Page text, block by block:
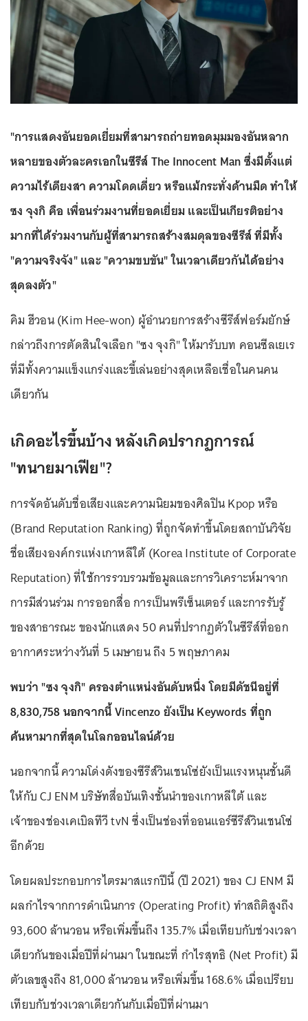
"การแสดงอันยอดเยี่ยมที่สามารถถ่ายทอดมุมมองอันหลาก
หลายของตัวละครเอกในซีรีส์ The Innocent Man ซึ่งมีตั้งแต่
ความไร้เดียงสา ความโดดเดี่ยว หรือแม้กระทั่งด้านมืด ทำให้
ซง จุงกิ คือ เพื่อนร่วมงานที่ยอดเยี่ยม และเป็นเกียรติอย่าง
มากที่ได้ร่วมงานกับผู้ที่สามารถสร้างสมดุลของซีรีส์ ที่มีทั้ง
"ความจริงจัง" และ "ความขบขัน" ในเวลาเดียวกันได้อย่าง
สุดลงตัว"
คิม ฮีวอน (Kim Hee-won) ผู้อำนวยการสร้างซีรีส์ฟอร์มยักษ์
กล่าวถึงการตัดสินใจเลือก "ซง จุงกิ" ให้มารับบท คอนซีลเยเร
ที่มีทั้งความแข็งแกร่งและขี้เล่นอย่างสุดเหลือเชื่อในคนคน
เดียวกัน
เกิดอะไรขึ้นบ้าง หลังเกิดปรากฏการณ์
"ทนายมาเฟีย"?
การจัดอันดับชื่อเสียงและความนิยมของศิลปิน Kpop หรือ
(Brand Reputation Ranking) ที่ถูกจัดทำขึ้นโดยสถาบันวิจัย
ชื่อเสียงองค์กรแห่งเกาหลีใต้ (Korea Institute of Corporate
Reputation) ที่ใช้การรวบรวมข้อมูลและการวิเคราะห์มาจาก
การมีส่วนร่วม การออกสื่อ การเป็นพรีเซ็นเตอร์ และการรับรู้
ของสาธารณะ ของนักแสดง 50 คนที่ปรากฏตัวในซีรีส์ที่ออก
อากาศระหว่างวันที่ 5 เมษายน ถึง 5 พฤษภาคม
พบว่า "ซง จุงกิ" ครองตำแหน่งอันดับหนึ่ง โดยมีดัชนีอยู่ที่
8,830,758 นอกจากนี้ Vincenzo ยังเป็น Keywords ที่ถูก
ค้นหามากที่สุดในโลกออนไลน์ด้วย
นอกจากนี้ ความโด่งดังของซีรีส์วินเชนโซ่ยังเป็นแรงหนุนชั้นดี
ให้กับ CJ ENM บริษัทสื่อบันเทิงชั้นนำของเกาหลีใต้ และ
เจ้าของช่องเคเบิลทีวี tvN ซึ่งเป็นช่องที่ออนแอร์ซีรีส์วินเชนโซ่
อีกด้วย
โดยผลประกอบการไตรมาสแรกปีนี้ (ปี 2021) ของ CJ ENM มี
ผลกำไรจากการดำเนินการ (Operating Profit) ทำสถิติสูงถึง
93,600 ล้านวอน หรือเพิ่มขึ้นถึง 135.7% เมื่อเทียบกับช่วงเวลา
เดียวกันของเมื่อปีที่ผ่านมา ในขณะที่ กำไรสุทธิ (Net Profit) มี
ตัวเลขสูงถึง 81,000 ล้านวอน หรือเพิ่มขึ้น 168.6% เมื่อเปรียบ
เทียบกับช่วงเวลาเดียวกันกับเมื่อปีที่ผ่านมา